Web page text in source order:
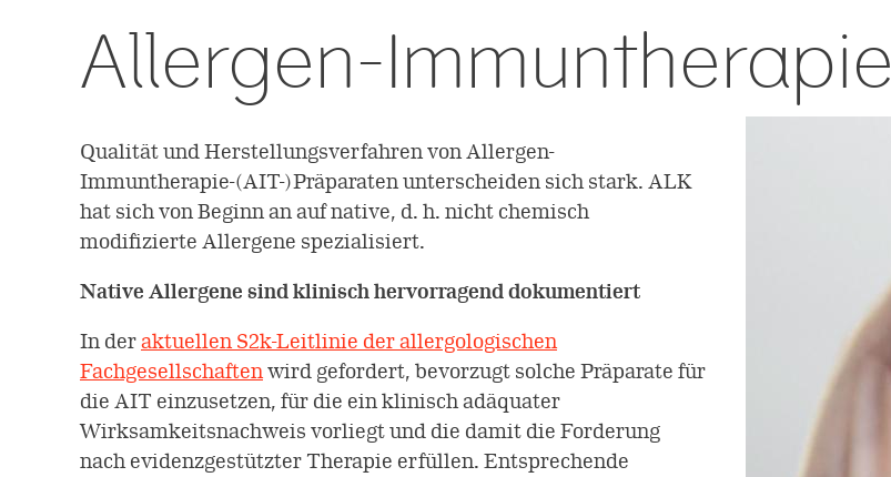
Allergen-Immuntherapie
Qualität und Herstellungsverfahren von Allergen-
Immuntherapie-(AIT-)Präparaten unterscheiden sich stark. ALK
hat sich von Beginn an auf native, d. h. nicht chemisch
modifizierte Allergene spezialisiert.
Native Allergene sind klinisch hervorragend dokumentiert
In deraktuellen S2k-Leitlinie der allergologischen
Fachgesellschaftenwird gefordert, bevorzugt solche Präparate für
die AIT einzusetzen, für die ein klinisch adäquater
Wirksamkeitsnachweis vorliegt und die damit die Forderung
nach evidenzgestützter Therapie erfüllen. Entsprechende